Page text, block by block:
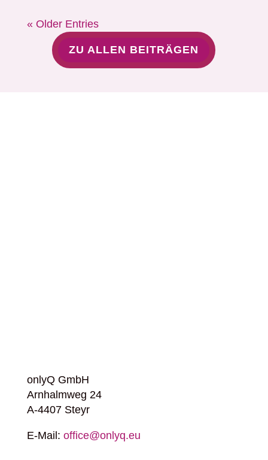
« Older Entries
ZU ALLEN BEITRÄGEN
onlyQ GmbH
Arnhalmweg 24
A-4407 Steyr
E-Mail: office@onlyq.eu